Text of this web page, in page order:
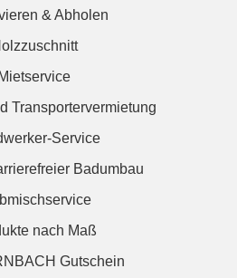
& Abholen
Mietservice
Transportervermietung
Service
Badumbau
nach Maß
Gutschein